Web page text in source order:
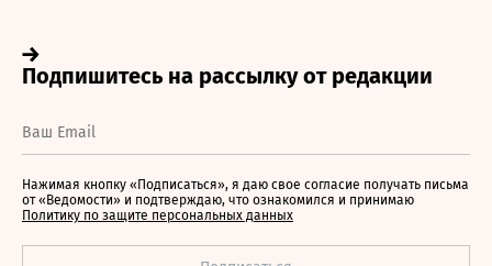
Нажимая кнопку «Подписаться», я даю свое согласие получать письма
от «Ведомости» и подтверждаю, что ознакомился и принимаю
Политику по защите персональных данных